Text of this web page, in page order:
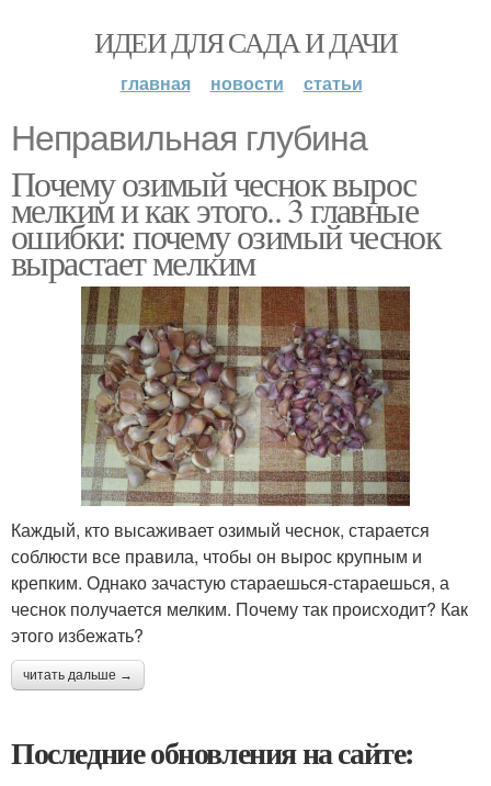
ИДЕИ ДЛЯ САДА И ДАЧИ
главная новости статьи
Неправильная глубина
Почему озимый чеснок вырос
мелким и как этого.. 3 главные
ошибки: почему озимый чеснок
вырастает мелким
Каждый, кто высаживает озимый чеснок, старается
соблюсти все правила, чтобы он вырос крупным и
крепким. Однако зачастую стараешься-стараешься, а
чеснок получается мелким. Почему так происходит? Как
этого избежать?
читать дальше →
Последние обновления на сайте: